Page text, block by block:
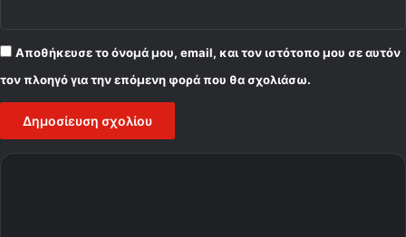
Αποθήκευσε το όνομά μου, email, και τον ιστότοπο μου σε αυτόν
τον πλοηγό για την επόμενη φορά που θα σχολιάσω.